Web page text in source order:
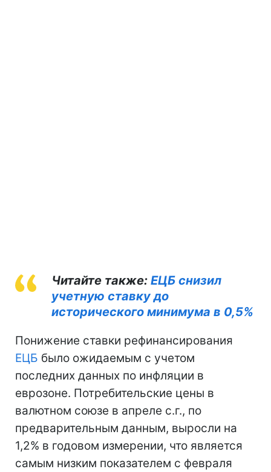
Читайте также: ЕЦБ снизил
учетную ставку до
исторического минимума в 0,5%
Понижение ставки рефинансирования
ЕЦБ было ожидаемым с учетом
последних данных по инфляции в
еврозоне. Потребительские цены в
валютном союзе в апреле с.г., по
предварительным данным, выросли на
1,2% в годовом измерении, что является
самым низким показателем с февраля